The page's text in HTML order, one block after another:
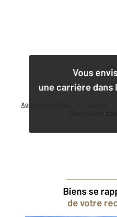
Agence immobilière
Vous
une carrière dans
Découvrir
1
Biens se
de votre